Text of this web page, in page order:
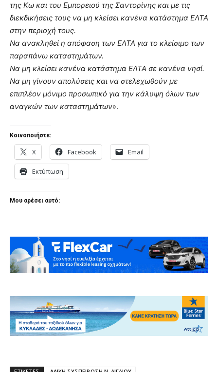
της Κω και του Εμπορειού της Σαντορίνης και με τις
διεκδικήσεις τους να μη κλείσει κανένα κατάστημα ΕΛΤΑ
στην περιοχή τους.
Να ανακληθεί η απόφαση των ΕΛΤΑ για το κλείσιμο των
παραπάνω καταστημάτων.
Να μη κλείσει κανένα κατάστημα ΕΛΤΑ σε κανένα νησί.
Να μη γίνουν απολύσεις και να στελεχωθούν με
επιπλέον μόνιμο προσωπικό για την κάλυψη όλων των
αναγκών των καταστημάτων».
Κοινοποιήστε:
X Facebook Email
Εκτύπωση
Μου αρέσει αυτό: